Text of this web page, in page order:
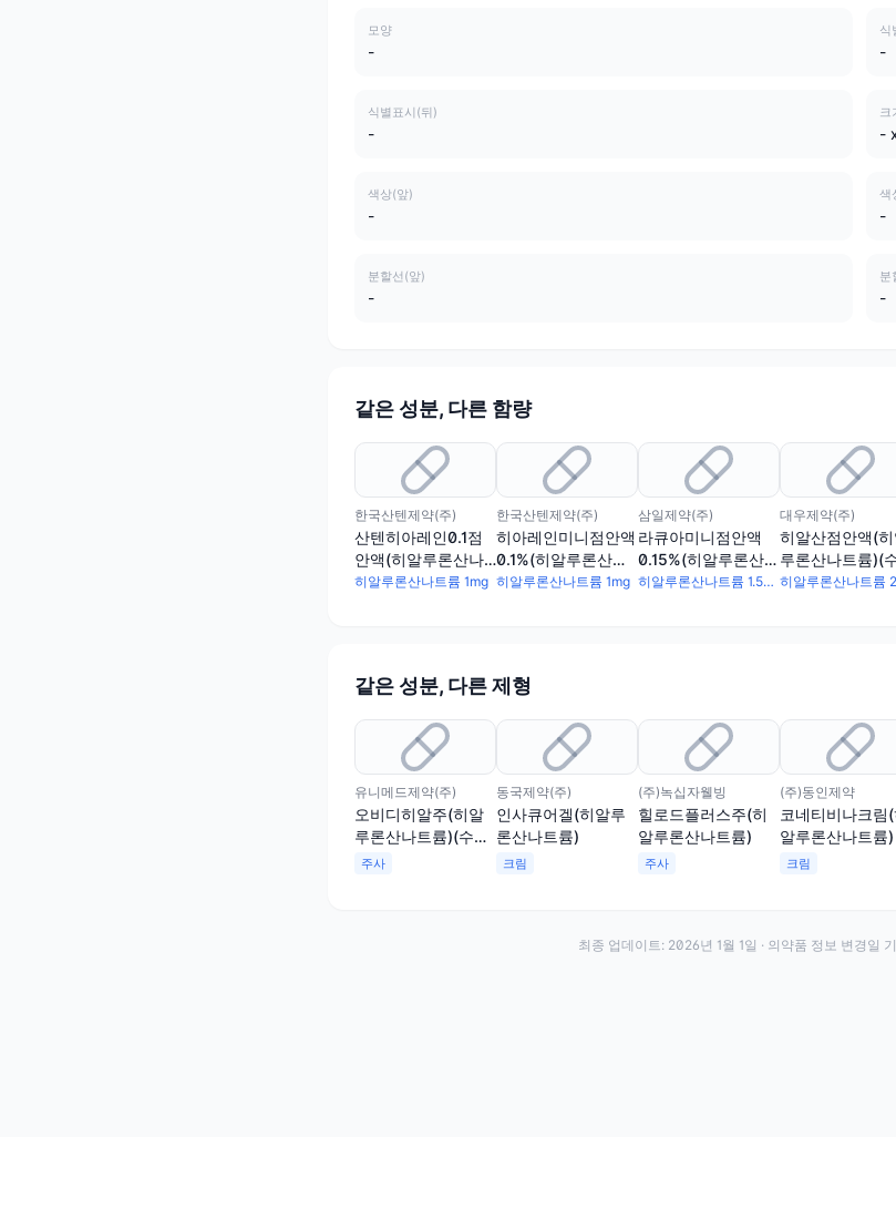
모양
-
식
-
식별표시(뒤)
-
크
-
색상(앞)
-
색
-
분할선(앞)
-
분
-
같은 성분, 다른 함량
한국산텐제약(주)
산텐히아레인0.1점
안액(히알루론산나
트륨)
히알루론산나트륨 1mg
한국산텐제약(주)
히아레인미니점안액
0.1%(히알루론산나
트륨)(1회용)
히알루론산나트륨 1mg
삼일제약(주)
라큐아미니점안액
0.15%(히알루론산나
트륨)(1회용)
히알루론산나트륨 1.5mg
대우제약(주)
히알산점안액(
루론산나트륨)(
용), 히알산점안
히알루론산나트륨
같은 성분, 다른 제형
유니메드제약(주)
오비디히알주(히알
루론산나트륨)(수출
용)
주사
동국제약(주)
인사큐어겔(히알루
론산나트륨)
크림
(주)녹십자웰빙
힐로드플러스주(히
알루론산나트륨)
주사
(주)동인제약
코네티비나크림(
알루론산나트륨)
크림
최종 업데이트: 2026년 1월 1일 · 의약품 정보 변경일